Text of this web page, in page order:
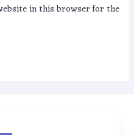
in this browser for the